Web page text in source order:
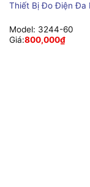
Thiết Bị Đo Điện Đa
Model: 3244-60
Giá:800,000₫